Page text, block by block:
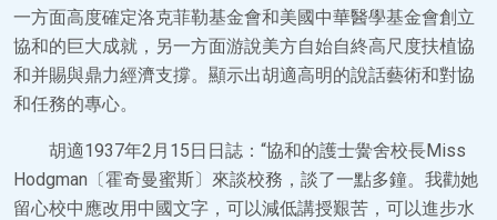
一方面高度確定洛克菲勒基金會和美國中華醫學基金會創立
協和的巨大成就，另一方面游說美方自始自終高尺度扶植協
和并賜與鼎力經濟支撐。顯示出胡適高明的說話藝術和對協
和任務的專心。
胡適1937年2月15日日誌：“協和的護士黌舍校長Miss
Hodgman〔霍奇曼蜜斯〕來談校務，談了一點多鐘。我勸她
留心校中應改用中國文字，可以減低講授艱苦，可以進步水